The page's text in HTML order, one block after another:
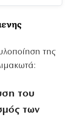
της
του
των